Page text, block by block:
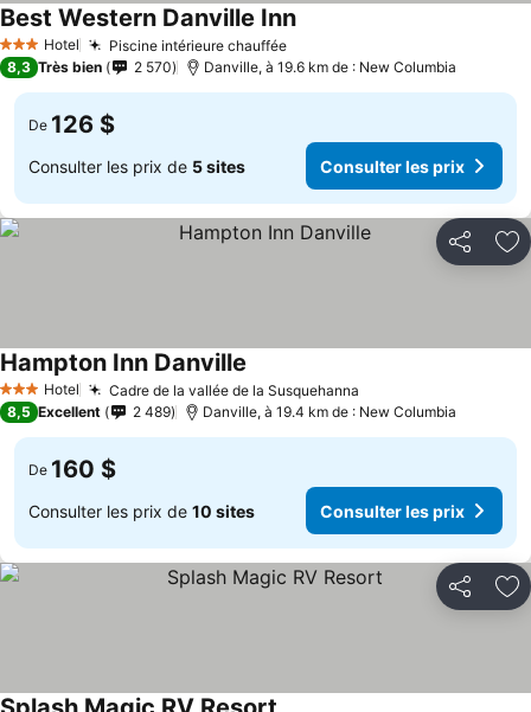
3 ÉtoilesHotel Piscine intérieure chauffée
Best Western Danville Inn
8,3 Très bien 2 570 Danville, à 19.6 km de : New Columbia
De 126 $
Consulter les prix de 5 sites Consulter les prix
Partager
3 ÉtoilesHotel Cadre de la vallée de la Susquehanna
Hampton Inn Danville
8,5 Excellent 2 489 Danville, à 19.4 km de : New Columbia
De 160 $
Consulter les prix de 10 sites Consulter les prix
Partager